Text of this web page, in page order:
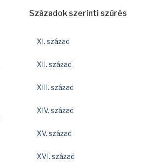
Századok szerinti szűrés
XI. század
XII. század
XIII. század
XIV. század
XV. század
XVI. század